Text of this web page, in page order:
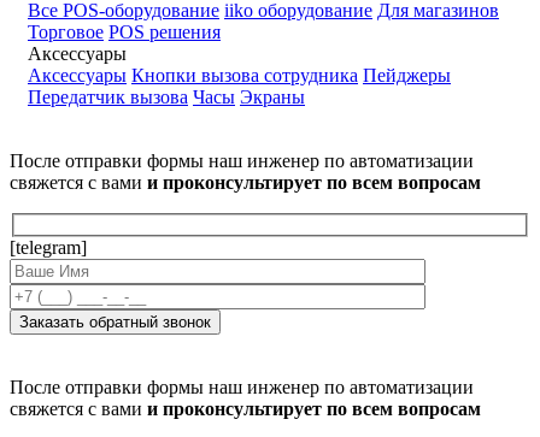
Все POS-оборудование iiko оборудование Для магазинов
Торговое POS решения
Аксессуары
Аксессуары Кнопки вызова сотрудника Пейджеры
Передатчик вызова Часы Экраны
После отправки формы наш инженер по автоматизации
свяжется с вами и проконсультирует по всем вопросам
[telegram]
После отправки формы наш инженер по автоматизации
свяжется с вами и проконсультирует по всем вопросам